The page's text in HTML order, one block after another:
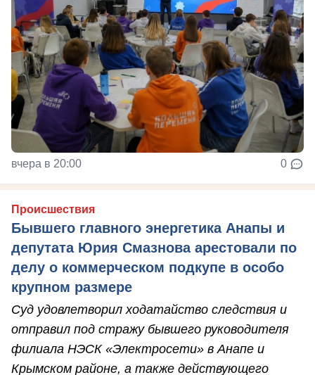
вчера в 20:00 0
Происшествия
Бывшего главного энергетика Анапы и
депутата Юрия Смазнова арестовали по
делу о коммерческом подкупе в особо
крупном размере
Суд удовлетворил ходатайство следствия и
отправил под стражу бывшего руководителя
филиала НЭСК «Электросети» в Анапе и
Крымском районе, а также действующего